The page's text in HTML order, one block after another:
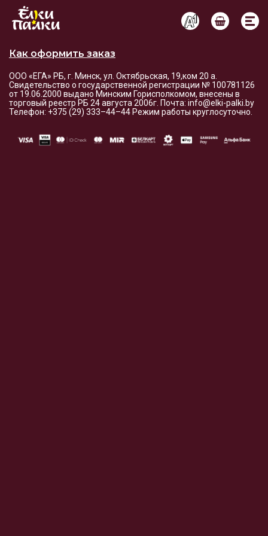
Условия оплаты и доставки
Как оформить заказ
ООО «ЕГА» РБ, г. Минск, ул. Октябрьская, 19,ком 20 а.
Свидетельство о государственной регистрации № 100781126
от 19.06.2000 выдано Минским Горисполкомом, внесены в
торговый реестр РБ 24 августа 2006г. Почта: info@elki-palki.by
Телефон: +375 (29) 333–44–44 Режим работы круглосуточно.